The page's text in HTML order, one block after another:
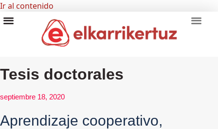
Ir al contenido
Tesis doctorales
septiembre 18, 2020
Aprendizaje cooperativo,